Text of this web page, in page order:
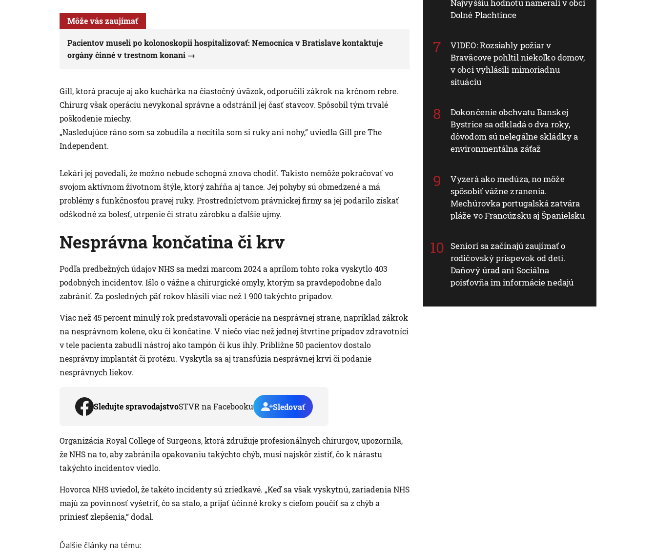
Môže vás zaujímať
Pacientov museli po kolonoskopii hospitalizovať: Nemocnica v Bratislave kontaktuje
orgány činné v trestnom konaní
Gill, ktorá pracuje aj ako kuchárka na čiastočný úväzok, odporučili zákrok na krčnom rebre.
Chirurg však operáciu nevykonal správne a odstránil jej časť stavcov. Spôsobil tým trvalé
poškodenie miechy.
„Nasledujúce ráno som sa zobudila a necítila som si ruky ani nohy,“ uviedla Gill pre The
Independent.
Lekári jej povedali, že možno nebude schopná znova chodiť. Takisto nemôže pokračovať vo
svojom aktívnom životnom štýle, ktorý zahŕňa aj tance. Jej pohyby sú obmedzené a má
problémy s funkčnosťou pravej ruky. Prostredníctvom právnickej firmy sa jej podarilo získať
odškodné za bolesť, utrpenie či stratu zárobku a ďalšie ujmy.
Nesprávna končatina či krv
Podľa predbežných údajov NHS sa medzi marcom 2024 a aprílom tohto roka vyskytlo 403
podobných incidentov. Išlo o vážne a chirurgické omyly, ktorým sa pravdepodobne dalo
zabrániť. Za posledných päť rokov hlásili viac než 1 900 takýchto prípadov.
Viac než 45 percent minulý rok predstavovali operácie na nesprávnej strane, napríklad zákrok
na nesprávnom kolene, oku či končatine. V niečo viac než jednej štvrtine prípadov zdravotníci
v tele pacienta zabudli nástroj ako tampón či kus ihly. Približne 50 pacientov dostalo
nesprávny implantát či protézu. Vyskytla sa aj transfúzia nesprávnej krvi či podanie
nesprávnych liekov.
Sledujte spravodajstvoSTVR na Facebooku Sledovať
Organizácia Royal College of Surgeons, ktorá združuje profesionálnych chirurgov, upozornila,
že NHS na to, aby zabránila opakovaniu takýchto chýb, musí najskôr zistiť, čo k nárastu
takýchto incidentov viedlo.
Hovorca NHS uviedol, že takéto incidenty sú zriedkavé. „Keď sa však vyskytnú, zariadenia NHS
majú za povinnosť vyšetriť, čo sa stalo, a prijať účinné kroky s cieľom poučiť sa z chýb a
priniesť zlepšenia,“ dodal.
Ďalšie články na tému:
Najvyššiu hodnotu namerali v obci
Dolné Plachtince
VIDEO: Rozsiahly požiar v
Braväcove pohltil niekoľko domov,
v obci vyhlásili mimoriadnu
situáciu
Dokončenie obchvatu Banskej
Bystrice sa odkladá o dva roky,
dôvodom sú nelegálne skládky a
environmentálna záťaž
Vyzerá ako medúza, no môže
spôsobiť vážne zranenia.
Mechúrovka portugalská zatvára
pláže vo Francúzsku aj Španielsku
Seniori sa začínajú zaujímať o
rodičovský príspevok od detí.
Daňový úrad ani Sociálna
poisťovňa im informácie nedajú